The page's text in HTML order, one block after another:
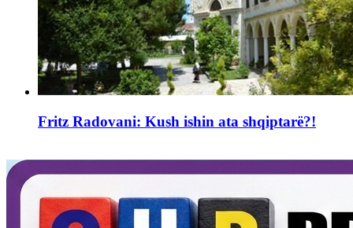
Fritz Radovani: Kush ishin ata shqiptarë?!